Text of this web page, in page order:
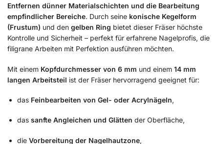
Entfernen dünner Materialschichten und die Bearbeitung
empfindlicher Bereiche. Durch seine konische Kegelform
(Frustum) und den gelben Ring bietet dieser Fräser höchste
Kontrolle und Sicherheit – perfekt für erfahrene Nagelprofis, die
filigrane Arbeiten mit Perfektion ausführen möchten.
Mit einem Kopfdurchmesser von 6 mm und einem 14 mm
langen Arbeitsteil ist der Fräser hervorragend geeignet für:
das Feinbearbeiten von Gel- oder Acrylnägeln,
das sanfte Angleichen und Glätten der Oberfläche,
die Vorbereitung der Nagelhautzone,